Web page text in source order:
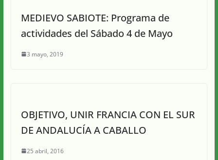
MEDIEVO SABIOTE: Programa de
actividades del Sábado 4 de Mayo
3 mayo, 2019
OBJETIVO, UNIR FRANCIA CON EL SUR
DE ANDALUCÍA A CABALLO
25 abril, 2016